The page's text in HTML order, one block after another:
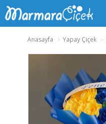
Anasayfa Yapay Çiçek